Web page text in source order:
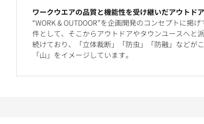
ワークウエアの品質と機能性を受け継いだアウトド
“WORK & OUTDOOR”を企画開発のコンセプトに掲
件として、そこからアウトドアやタウンユースへと
続けており、「立体裁断」「防虫」「防融」などが
「山」をイメージしています。